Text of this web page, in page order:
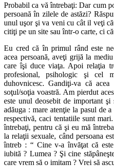
Probabil ca vă întrebaţi: Dar cum
persoană în zilele de astăzi?
unul uşor şi va veni cu cât il veţi
citiţi pe un site sau într-o carte, ci
Eu cred că în primul rând este
acea persoană, aveţi grijă la
care îşi duce viaţa. Apoi relaţia
profesional, psihologic şi cel
duhovnicesc. Gandiţi-va că
soţul/soţia voastră. Am pierdut
este unul deosebit de important
adăuga : mare atenţie la pasul de
respectivă, caci tentatiile sunt
întrebaţi, pentru că şi eu mă
la relaţii sexuale, când persoana
întreb : “ Cine v-a învăţat că
iubită ? Lumea ? Şi cine
care vrem să o imitam ? Vrei să